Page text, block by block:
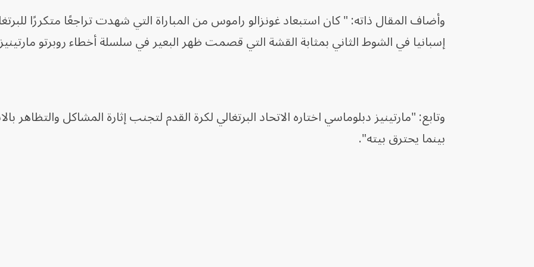
وأضاف المقال ذاته: " كان استبعاد غونزالو راموس من المباراة التي شهدت تراجعًا متكررًا
إسبانيا في الشوط الثاني بمثابة القشة التي قصمت ظهر البعير في سلسلة أخطاء روبرتو مارتينيز
وتابع: "مارتينيز دبلوماسي اختاره الاتحاد البرتغالي لكرة القدم لتجنب إثارة المشاكل والتظاهر
بينما يحترق بيته".